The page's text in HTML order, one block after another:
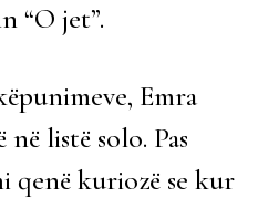
“O jet”.
Emra
listë solo. Pas
qenë kuriozë se kur